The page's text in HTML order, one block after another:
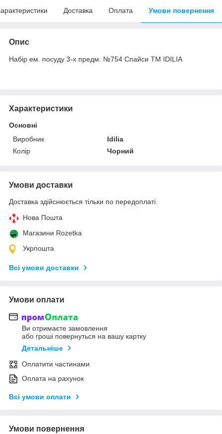
Доставка Оплата Умови повернення
Опис
Набір ем. посуду 3-х предм. №754 Спайси ТМ IDILIA
Характеристики
Основні
Виробник
Idilia
Колір
Чорний
Умови доставки
Доставка здійснюється тільки по передоплаті.
Нова Пошта
Магазини Rozetka
Укрпошта
Всі умови доставки
Умови оплати
Ви отримаєте замовлення
або гроші повернуться на вашу картку
Детальніше
Оплатити частинами
Оплата на рахунок
Всі умови оплати
Умови повернення